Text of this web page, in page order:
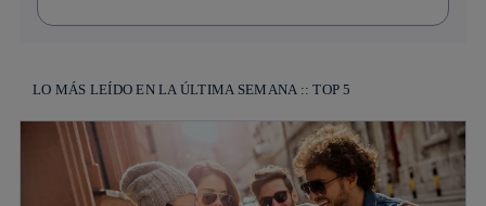
LO MÁS LEÍDO EN LA ÚLTIMA SEMANA :: TOP 5